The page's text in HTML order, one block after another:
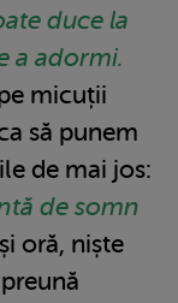
duce la
a adormi.
micuții
să punem
de mai jos:
de somn
oră, niște